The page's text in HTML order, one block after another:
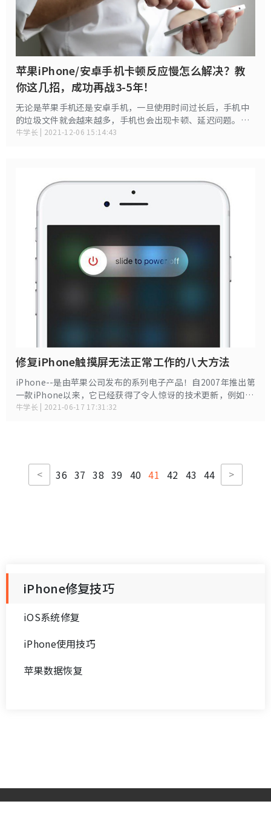
苹果iPhone/安卓手机卡顿反应慢怎么解决？教
你这几招，成功再战3-5年！
无论是苹果手机还是安卓手机，一旦使用时间过长后，手机中
的垃圾文件就会越来越多，手机也会出现卡顿、延迟问题。比
如：看着视频，来了一个电话，单次点击反应缓慢甚至无反
牛学长 | 2021-12-06 15:14:43
修复iPhone触摸屏无法正常工作的八大方法
iPhone--是由苹果公司发布的系列电子产品！自2007年推出第
一款iPhone以来，它已经获得了令人惊讶的技术更新，例如
FaceTime，3D Touch和最新的Apple Pay。说到3D Touch，
解决您问题的解决方案。
牛学长 | 2021-06-17 17:31:32
< 36 37 38 39 40 41 42 43 44 >
iPhone修复技巧
iOS系统修复
iPhone使用技巧
苹果数据恢复